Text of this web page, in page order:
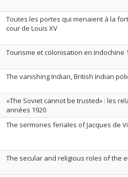
Toutes les portes qui menaient à la
cour de Louis XV
Tourisme et colonisation en Indochine
The vanishing Indian, British Indian
«The Soviet cannot be trusted» : les
années 1920
The sermones feriales of Jacques de
The secular and religious roles of the